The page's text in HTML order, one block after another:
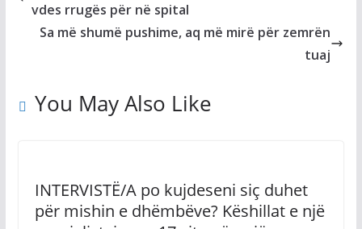
vdes rrugës për në spital
Sa më shumë pushime, aq më mirë për zemrën
tuaj
You May Also Like
INTERVISTË/A po kujdeseni siç duhet
për mishin e dhëmbëve? Këshillat e një